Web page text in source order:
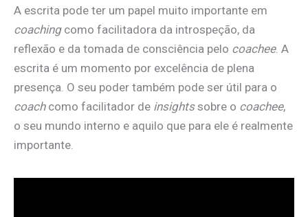
A escrita pode ter um papel muito importante em
coachingcomo facilitadora da introspeção, da
reflexão e da tomada de consciência pelo coachee. A
escrita é um momento por excelência de plena
presença. O seu poder também pode ser útil para o
coachcomo facilitador de insightssobre o coachee,
o seu mundo interno e aquilo que para ele é realmente
importante.